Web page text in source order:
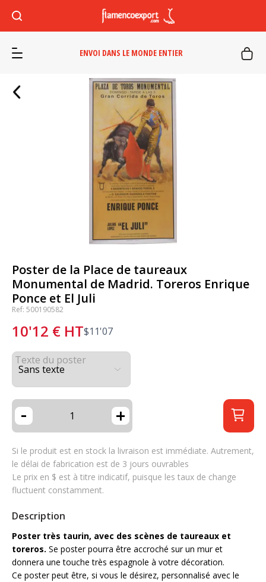
ENVOI DANS LE MONDE ENTIER
Poster de la Place de taureaux
Monumental de Madrid. Toreros Enrique
Ponce et El Juli
Ref: 500190582
10'12 € HT$11'07
Texte du poster
- +
Si le produit est en stock la livraison est immédiate. Autrement,
le délai de fabrication est de 3 jours ouvrables
Le prix en $ est à titre indicatif, puisque les taux de change
fluctuent constamment.
Description
Poster très taurin, avec des scènes de taureaux et
toreros. Se poster pourra être accroché sur un mur et
donnera une touche très espagnole à votre décoration.
Ce poster peut être, si vous le désirez, personnalisé avec le